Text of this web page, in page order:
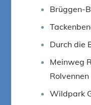
Brüggen-
Durch die
Meinweg
Rolvennen
Wildpark